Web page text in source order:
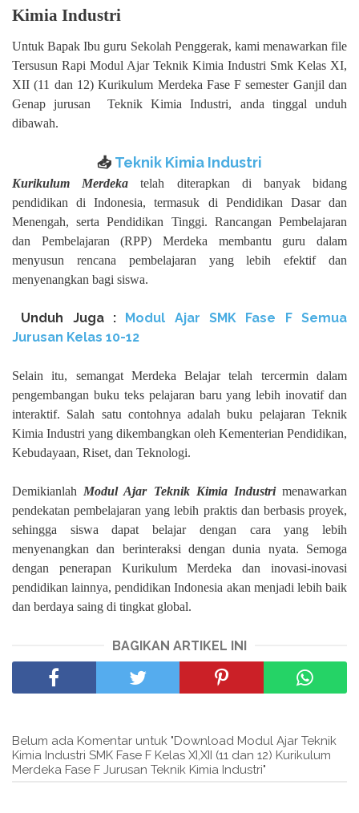
Kimia Industri
Untuk Bapak Ibu guru Sekolah Penggerak, kami menawarkan file
Tersusun Rapi Modul Ajar Teknik Kimia Industri Smk Kelas XI,
XII (11 dan 12) Kurikulum Merdeka Fase F semester Ganjil dan
Genap jurusan
Teknik Kimia Industri, anda tinggal unduh
dibawah.
📥 Teknik Kimia Industri
Kurikulum Merdeka telah diterapkan di banyak bidang
pendidikan di Indonesia, termasuk di Pendidikan Dasar dan
Menengah, serta Pendidikan Tinggi. Rancangan Pembelajaran
dan Pembelajaran (RPP) Merdeka membantu guru dalam
menyusun rencana pembelajaran yang lebih efektif dan
menyenangkan bagi siswa.
Unduh Juga : Modul Ajar SMK Fase F Semua
Jurusan Kelas 10-12
Selain itu, semangat Merdeka Belajar telah tercermin dalam
pengembangan buku teks pelajaran baru yang lebih inovatif dan
interaktif. Salah satu contohnya adalah buku pelajaran Teknik
Kimia Industri yang dikembangkan oleh Kementerian Pendidikan,
Kebudayaan, Riset, dan Teknologi.
Demikianlah Modul Ajar Teknik Kimia Industrimenawarkan
pendekatan pembelajaran yang lebih praktis dan berbasis proyek,
sehingga siswa dapat belajar dengan cara yang lebih
menyenangkan dan berinteraksi dengan dunia nyata. Semoga
dengan penerapan Kurikulum Merdeka dan inovasi-inovasi
pendidikan lainnya, pendidikan Indonesia akan menjadi lebih baik
dan berdaya saing di tingkat global.
BAGIKAN ARTIKEL INI
Belum ada Komentar untuk "Download Modul Ajar Teknik
Kimia Industri SMK Fase F Kelas XI,XII (11 dan 12) Kurikulum
Merdeka Fase F Jurusan Teknik Kimia Industri"